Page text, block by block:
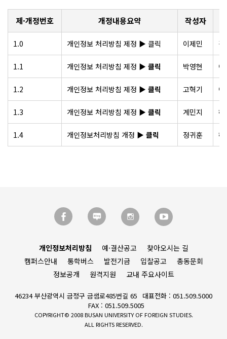
제·개정번호 개정내용요약 작성자
1.0 개인정보 처리방침 제정 ▶ 클릭 이제민
1.1 개인정보 처리방침 제정 ▶ 클릭 박영현
1.2 개인정보 처리방침 제정 ▶ 클릭 고혁기
1.3 개인정보 처리방침 제정 ▶ 클릭 계민지 하
1.4 개인정보처리방침 개정 ▶ 클릭 정귀훈 하
개인정보처리방침 예·결산공고
찾아오시는 길
캠퍼스안내
통학버스 발전기금 입찰공고
총동문회
정보공개
원격지원 교내 주요사이트
46234 부산광역시 금정구 금샘로485번길 65
대표전화 : 051.509.5000
FAX : 051.509.5005
COPYRIGHT© 2008 BUSAN UNIVERSITY OF FOREIGN STUDIES.
ALL RIGHTS RESERVED.